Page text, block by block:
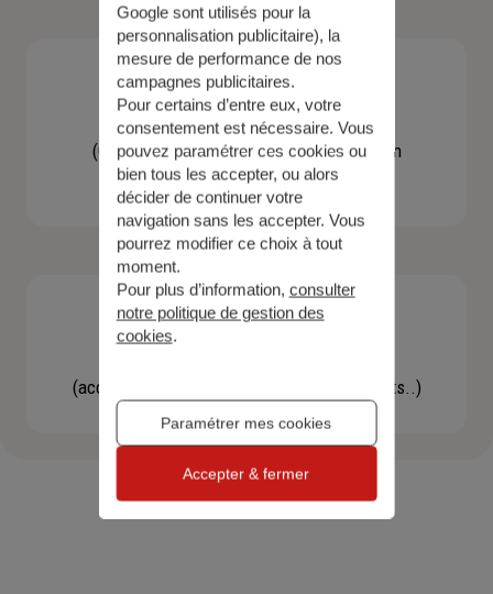
Contacter un agent
(Obtenir un devis, une information, faire un
bilan...)
(accéder à l'espace client, gérer mes contrats..)
Google sont utilisés pour la
personnalisation publicitaire), la
mesure de performance de nos
campagnes publicitaires.
Pour certains d’entre eux, votre
consentement est nécessaire. Vous
pouvez paramétrer ces cookies ou
bien tous les accepter, ou alors
décider de continuer votre
navigation sans les accepter. Vous
pourrez modifier ce choix à tout
moment.
Pour plus d’information, consulter
notre politique de gestion des
cookies.
Paramétrer mes cookies
Accepter & fermer